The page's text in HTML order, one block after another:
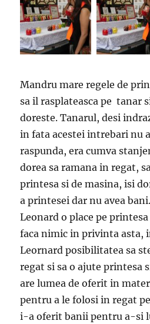
Mandru mare regele de
sa il rasplateasca pe tanar
doreste. Tanarul, desi
in fata acestei intrebari nu
raspunda, era cumva
dorea sa ramana in regat,
printesa si de masina, isi
a printesei dar nu avea
Leonard o place pe
faca nimic in privinta asta,
Leornard posibilitatea sa
regat si sa o ajute printesa
are lumea de oferit in
pentru a le folosi in regat
i-a oferit banii pentru a-si